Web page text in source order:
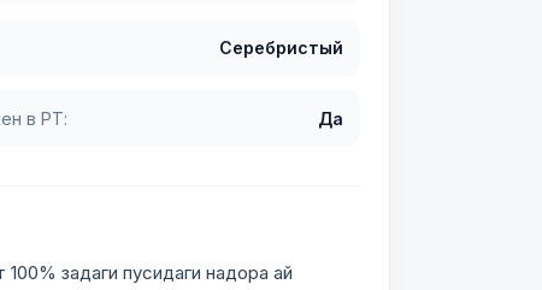
Серебристый
в РТ: Да
задаги пусидаги надора ай